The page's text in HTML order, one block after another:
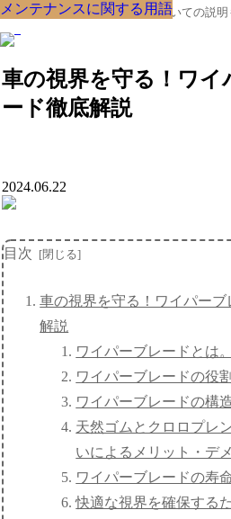
クルマの大辞典、購入･売却についての説明
車の視界を守る！ワイ
ード徹底解説
メンテナンスに関する用語
2024.06.22
目次
車の視界を守る！ワイパーブ
解説
ワイパーブレードとは。
ワイパーブレードの役
ワイパーブレードの構
天然ゴムとクロロプレ
いによるメリット・デ
ワイパーブレードの寿
快適な視界を確保する
メンテナンスに関する用語
メンテナンスに関する用語
メンテナンスに関する用語
メンテナンスに関する用語
メンテナンスに関する用語
メンテナンスに関する用語
メンテナンスに関する用語
メンテナンスに関する用語